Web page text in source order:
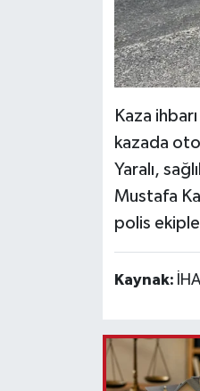
Kaza
kazada
Yaralı,
Mustafa
polis
Kaynak: İHA